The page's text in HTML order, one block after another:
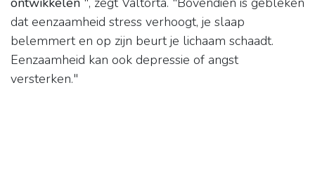
dat eenzaamheid stress verhoogt, je slaap
belemmert en op zijn beurt je lichaam schaadt.
Eenzaamheid kan ook depressie of angst
versterken."